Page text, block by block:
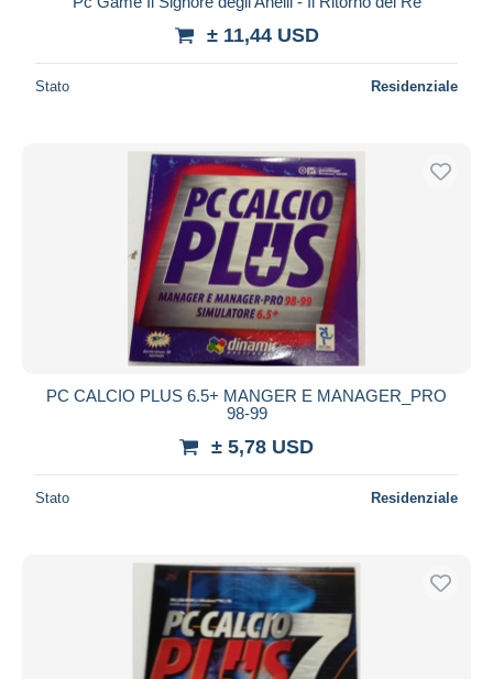
± 11,44 USD
Stato Residenziale
PC CALCIO PLUS 6.5+ MANGER E MANAGER_PRO
98-99
± 5,78 USD
Stato Residenziale